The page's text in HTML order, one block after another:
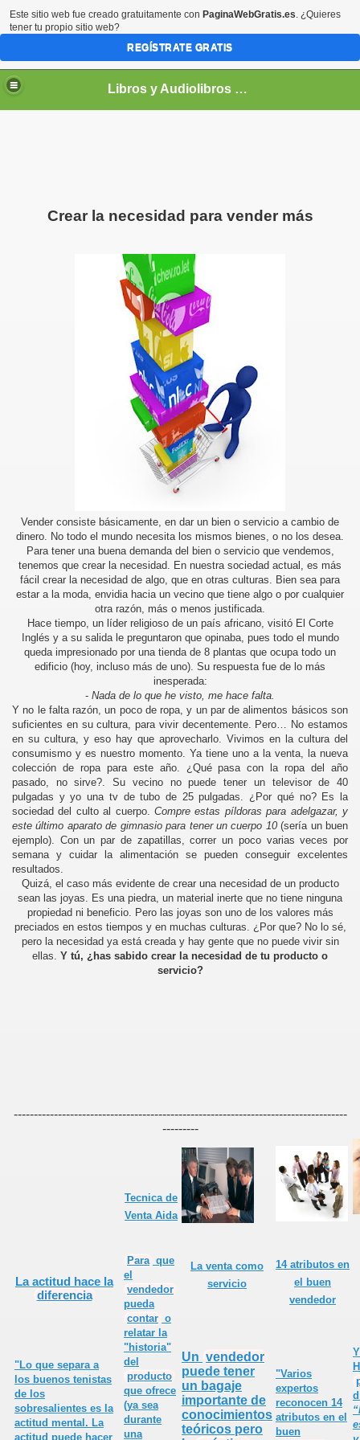
Libros y Audiolibros Para emprendedores
Crear la necesidad para vender más
Vender consiste básicamente, en dar un bien o servicio a cambio de
dinero. No todo el mundo necesita los mismos bienes, o no los desea.
Para tener una buena demanda del bien o servicio que vendemos,
tenemos que crear la necesidad. En nuestra sociedad actual, es más
fácil crear la necesidad de algo, que en otras culturas. Bien sea para
estar a la moda, envidia hacia un vecino que tiene algo o por cualquier
otra razón, más o menos justificada.
Hace tiempo, un líder religioso de un país africano, visitó El Corte
Inglés y a su salida le preguntaron que opinaba, pues todo el mundo
queda impresionado por una tienda de 8 plantas que ocupa todo un
edificio (hoy, incluso más de uno). Su respuesta fue de lo más
inesperada:
- Nada de lo que he visto, me hace falta.
Y no le falta razón, un poco de ropa, y un par de alimentos básicos son
suficientes en su cultura, para vivir decentemente. Pero… No estamos
en su cultura, y eso hay que aprovecharlo. Vivimos en la cultura del
consumismo y es nuestro momento. Ya tiene uno a la venta, la nueva
colección de ropa para este año. ¿Qué pasa con la ropa del año
pasado, no sirve?. Su vecino no puede tener un televisor de 40
pulgadas y yo una tv de tubo de 25 pulgadas. ¿Por qué no? Es la
sociedad del culto al cuerpo. Compre estas píldoras para adelgazar, y
este último aparato de gimnasio para tener un cuerpo 10(sería un buen
ejemplo). Con un par de zapatillas, correr un poco varias veces por
semana y cuidar la alimentación se pueden conseguir excelentes
resultados.
Quizá, el caso más evidente de crear una necesidad de un producto
sean las joyas. Es una piedra, un material inerte que no tiene ninguna
propiedad ni beneficio. Pero las joyas son uno de los valores más
preciados en estos tiempos y en muchas culturas. ¿Por que? No lo sé,
pero la necesidad ya está creada y hay gente que no puede vivir sin
ellas. Y tú, ¿has sabido crear la necesidad de tu producto o
servicio?
-----------------------------------------------------------------------------------
---------
Laactitud hace la
diferencia
"Lo que separa a
los buenos tenistas
de los
sobresalientes es la
actitud mental. La
actitud puede hacer
Tecnica de
Venta Aida
Para que
el
vendedor
pueda
contar o
relatar la
"historia"
del
producto
que ofrece
(ya sea
durante
una
La venta como
servicio
Un vendedor
puede tener
un bagaje
importante de
conocimientos
teóricos pero
14 atributos en
el buen
vendedor
"Varios
expertos
reconocen 14
atributos en el
buen
de otros
ventas
y saber escuchar
estar en la oficina y en el trabajo.
PROFESIONAL
Este sitio web fue creado gratuitamente con PaginaWebGratis.es. ¿Quieres
tener tu propio sitio web?
REGÍSTRATE GRATIS